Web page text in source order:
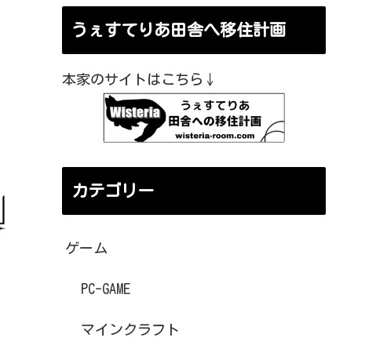
うぇすてりあ田舎へ移住計画
本家のサイトはこちら↓
カテゴリー
ゲーム
PC-GAME
マインクラフト